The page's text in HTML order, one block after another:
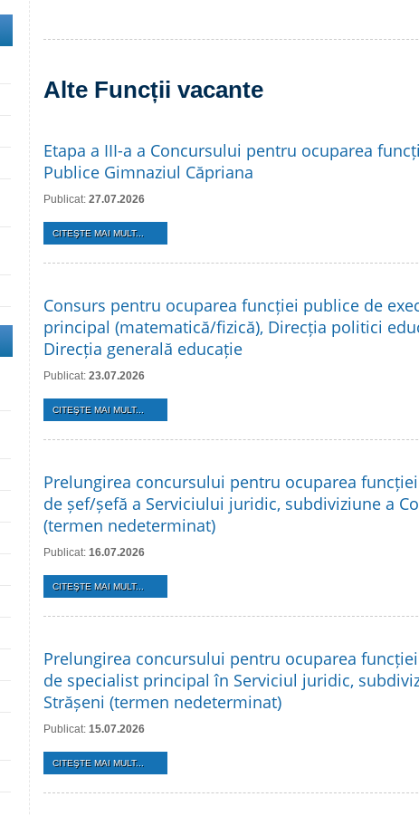
Alte Funcții vacante
Etapa a III-a a Concursului pentru ocuparea
Publice Gimnaziul Căpriana
Publicat: 27.07.2026
CITEŞTE MAI MULT...
Consurs pentru ocuparea funcției publice de
principal (matematică/fizică), Direcția politici
Direcția generală educație
Publicat: 23.07.2026
CITEŞTE MAI MULT...
Prelungirea concursului pentru ocuparea
de șef/șefă a Serviciului juridic, subdiviziune a
(termen nedeterminat)
Publicat: 16.07.2026
CITEŞTE MAI MULT...
Prelungirea concursului pentru ocuparea
de specialist principal în Serviciul juridic,
Strășeni (termen nedeterminat)
Publicat: 15.07.2026
CITEŞTE MAI MULT...